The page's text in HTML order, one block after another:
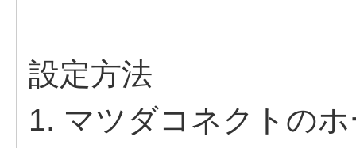
設定方法
1. マツダコネクトのホ